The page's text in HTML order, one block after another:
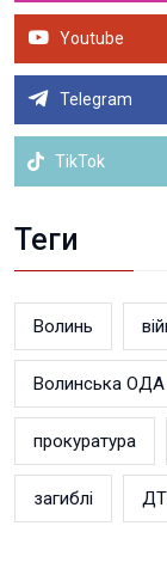
Youtube
Telegram
TikTok
Теги
Волинь
Волинська ОДА
прокуратура
загиблі